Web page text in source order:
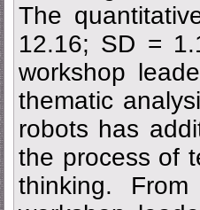
The
12.16; SD =
workshop
thematic
robots has
the process of
thinking.